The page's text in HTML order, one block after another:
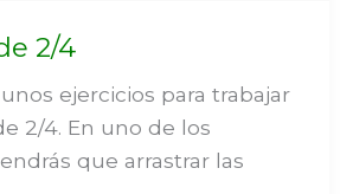
2/4
ejercicios para trabajar
2/4. En uno de los
que arrastrar las